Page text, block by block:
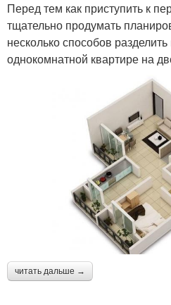
Перед тем как приступить к
тщательно продумать
несколько способов
однокомнатной квартире на
читать дальше →